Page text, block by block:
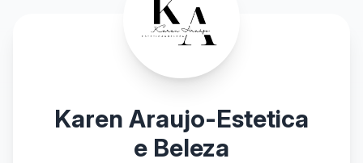
Karen Araujo-Estetica
e Beleza